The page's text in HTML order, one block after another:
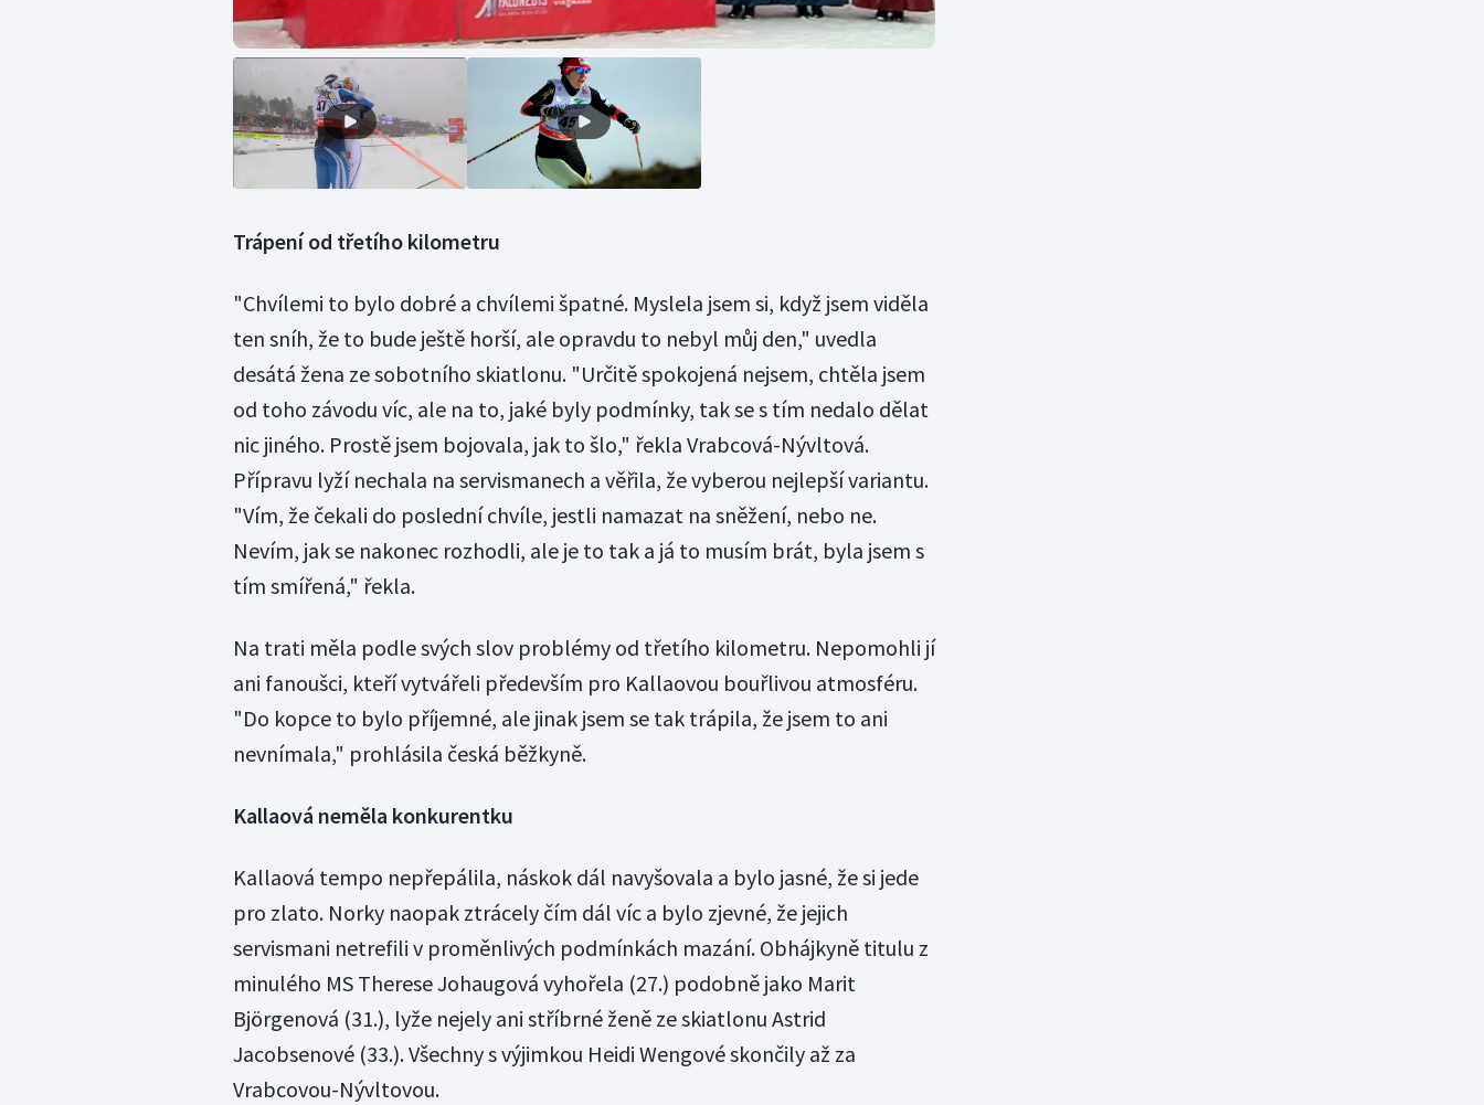
Trápení od třetího kilometru
"Chvílemi to bylo dobré a chvílemi špatné. Myslela jsem si, když jsem viděla
ten sníh, že to bude ještě horší, ale opravdu to nebyl můj den," uvedla
desátá žena ze sobotního skiatlonu. "Určitě spokojená nejsem, chtěla jsem
od toho závodu víc, ale na to, jaké byly podmínky, tak se s tím nedalo dělat
nic jiného. Prostě jsem bojovala, jak to šlo," řekla Vrabcová-Nývltová.
Přípravu lyží nechala na servismanech a věřila, že vyberou nejlepší variantu.
"Vím, že čekali do poslední chvíle, jestli namazat na sněžení, nebo ne.
Nevím, jak se nakonec rozhodli, ale je to tak a já to musím brát, byla jsem s
tím smířená," řekla.
Na trati měla podle svých slov problémy od třetího kilometru. Nepomohli jí
ani fanoušci, kteří vytvářeli především pro Kallaovou bouřlivou atmosféru.
"Do kopce to bylo příjemné, ale jinak jsem se tak trápila, že jsem to ani
nevnímala," prohlásila česká běžkyně.
Kallaová neměla konkurentku
Kallaová tempo nepřepálila, náskok dál navyšovala a bylo jasné, že si jede
pro zlato. Norky naopak ztrácely čím dál víc a bylo zjevné, že jejich
servismani netrefili v proměnlivých podmínkách mazání. Obhájkyně titulu z
minulého MS Therese Johaugová vyhořela (27.) podobně jako Marit
Björgenová (31.), lyže nejely ani stříbrné ženě ze skiatlonu Astrid
Jacobsenové (33.). Všechny s výjimkou Heidi Wengové skončily až za
Vrabcovou-Nývltovou.